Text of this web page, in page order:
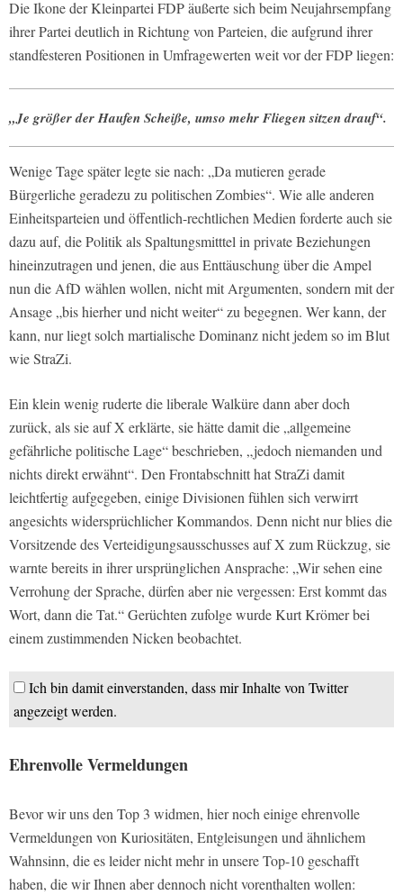
Die Ikone der Kleinpartei FDP äußerte sich beim Neujahrsempfang
ihrer Partei deutlich in Richtung von Parteien, die aufgrund ihrer
standfesteren Positionen in Umfragewerten weit vor der FDP liegen:
„Je größer der Haufen Scheiße, umso mehr Fliegen sitzen drauf“.
Wenige Tage später legte sie nach: „Da mutieren gerade
Bürgerliche geradezu zu politischen Zombies“. Wie alle anderen
Einheitsparteien und öffentlich-rechtlichen Medien forderte auch sie
dazu auf, die Politik als Spaltungsmitttel in private Beziehungen
hineinzutragen und jenen, die aus Enttäuschung über die Ampel
nun die AfD wählen wollen, nicht mit Argumenten, sondern mit der
Ansage „bis hierher und nicht weiter“ zu begegnen. Wer kann, der
kann, nur liegt solch martialische Dominanz nicht jedem so im Blut
wie StraZi.
Ein klein wenig ruderte die liberale Walküre dann aber doch
zurück, als sie auf X erklärte, sie hätte damit die „allgemeine
gefährliche politische Lage“ beschrieben, „jedoch niemanden und
nichts direkt erwähnt“. Den Frontabschnitt hat StraZi damit
leichtfertig aufgegeben, einige Divisionen fühlen sich verwirrt
angesichts widersprüchlicher Kommandos. Denn nicht nur blies die
Vorsitzende des Verteidigungsausschusses auf X zum Rückzug, sie
warnte bereits in ihrer ursprünglichen Ansprache: „Wir sehen eine
Verrohung der Sprache, dürfen aber nie vergessen: Erst kommt das
Wort, dann die Tat.“ Gerüchten zufolge wurde Kurt Krömer bei
einem zustimmenden Nicken beobachtet.
Ich bin damit einverstanden, dass mir Inhalte von Twitter
angezeigt werden.
Ehrenvolle Vermeldungen
Bevor wir uns den Top 3 widmen, hier noch einige ehrenvolle
Vermeldungen von Kuriositäten, Entgleisungen und ähnlichem
Wahnsinn, die es leider nicht mehr in unsere Top-10 geschafft
haben, die wir Ihnen aber dennoch nicht vorenthalten wollen: